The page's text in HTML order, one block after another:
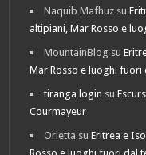
Naquib Mafhuz su
altipiani, Mar Rosso e
MountainBlog su
Mar Rosso e luoghi fuori
tiranga login su
Courmayeur
Orietta suEritrea e